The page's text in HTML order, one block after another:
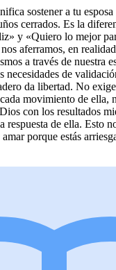
sostener a tu
cerrados. Es la
y «Quiero lo mejor
aferramos, en
a través de nuestra
necesidades de
da libertad. No
movimiento de ella,
con los resultados
respuesta de ella. Esto
porque estás